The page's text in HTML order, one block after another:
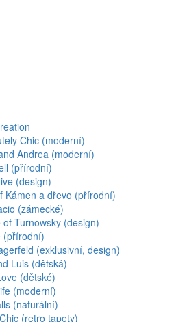
Chic (moderní)
Andrea (moderní)
(přírodní)
(design)
Kámen a dřevo (přírodní)
(zámecké)
of Turnowsky (design)
(přírodní)
(exklusivní, design)
Luis (dětská)
(dětské)
(moderní)
(naturální)
(retro tapety)